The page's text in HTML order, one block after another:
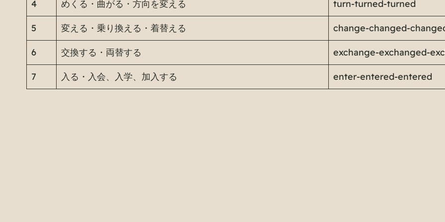
4 めくる・曲がる・方向を変える turn-turned-turned
5 変える・乗り換える・着替える change-changed-
6 交換する・両替する exchange-exchanged-
7 入る・入会、入学、加入する enter-entered-entered